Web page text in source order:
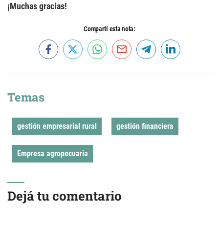
¡Muchas gracias!
Compartí esta nota:
Temas
gestión empresarial rural gestión financiera
Empresa agropecuaria
Dejá tu comentario